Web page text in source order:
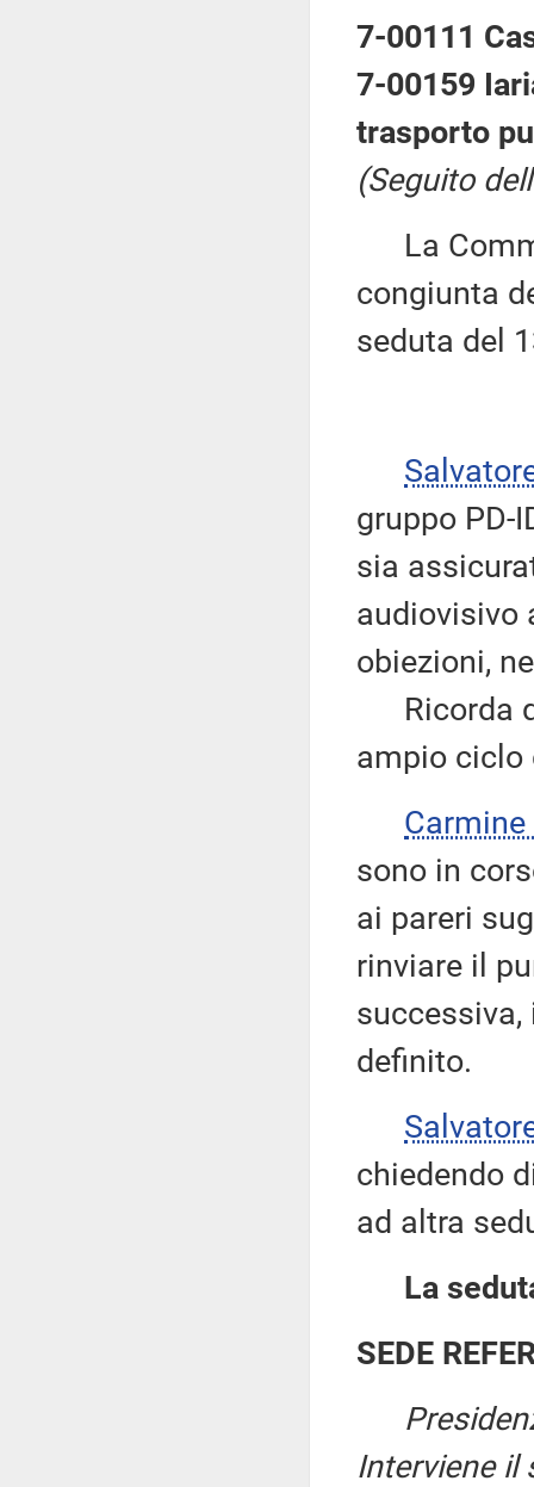
7-00111
7-00159
trasporto
(Seguito
La
congiunta
seduta del
gruppo PD-
sia
audiovisivo
obiezioni,
Ricorda
ampio ciclo
Carmine
sono in
ai pareri
rinviare il
definito.
chiedendo
ad altra
La
SEDE
Interviene il